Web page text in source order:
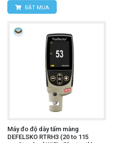
ĐẶT MUA
Máy đo độ dày tấm màng
DEFELSKO RTRH3 (20 to 115